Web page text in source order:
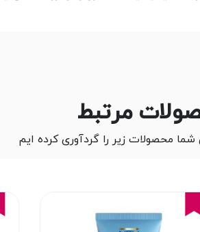
مرتبط
محصولات زیر را گردآوری کرده ایم